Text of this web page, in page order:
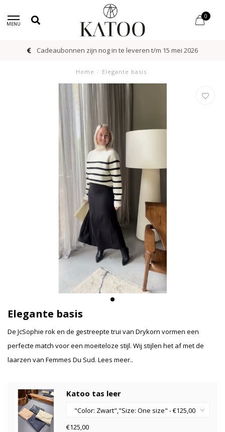
MENU
0
Cadeaubonnen zijn nog in te leveren t/m 15 mei 2026
Home / Elegante basis
Elegante basis
De JcSophie rok en de gestreepte trui van Drykorn vormen een
perfecte match voor een moeiteloze stijl. Wij stijlen het af met de
laarzen van Femmes Du Sud. Lees meer..
Katoo tas leer
€125,00